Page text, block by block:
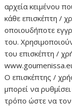
αρχεία κειμένου
κάθε επισκέπτη /
οποιουδήποτε
του.
του επισκέπτη /
Ο επισκέπτης /
μπορεί να
τρόπο ώστε να τον